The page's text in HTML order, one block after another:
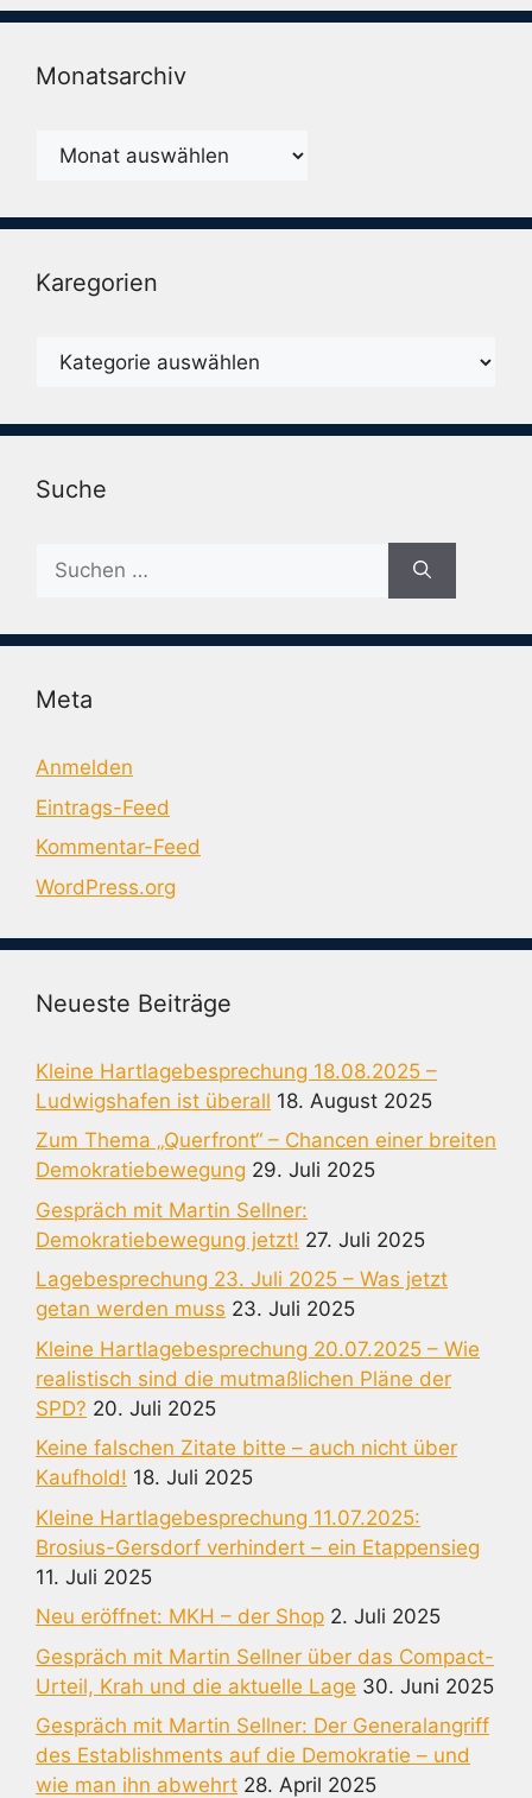
Monatsarchiv
Monatsarchiv
Karegorien
Karegorien
Suche
Suche
nach:
Meta
Anmelden
Eintrags-Feed
Kommentar-Feed
WordPress.org
Neueste Beiträge
Kleine Hartlagebesprechung 18.08.2025 –
Ludwigshafen ist überall 18. August 2025
Zum Thema „Querfront“ – Chancen einer breiten
Demokratiebewegung 29. Juli 2025
Gespräch mit Martin Sellner:
Demokratiebewegung jetzt! 27. Juli 2025
Lagebesprechung 23. Juli 2025 – Was jetzt
getan werden muss 23. Juli 2025
Kleine Hartlagebesprechung 20.07.2025 – Wie
realistisch sind die mutmaßlichen Pläne der
SPD? 20. Juli 2025
Keine falschen Zitate bitte – auch nicht über
Kaufhold! 18. Juli 2025
Kleine Hartlagebesprechung 11.07.2025:
Brosius-Gersdorf verhindert – ein Etappensieg
11. Juli 2025
Neu eröffnet: MKH – der Shop 2. Juli 2025
Gespräch mit Martin Sellner über das Compact-
Urteil, Krah und die aktuelle Lage 30. Juni 2025
Gespräch mit Martin Sellner: Der Generalangriff
des Establishments auf die Demokratie – und
wie man ihn abwehrt 28. April 2025